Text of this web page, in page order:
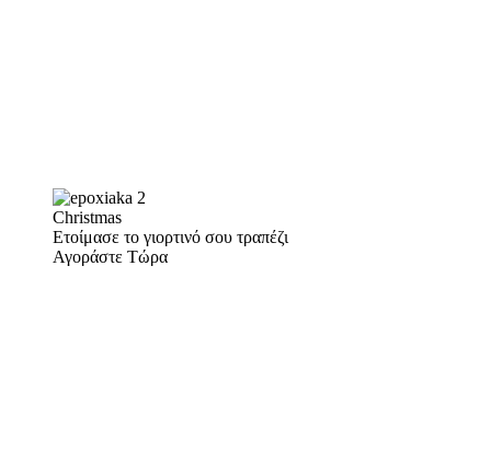
Christmas
Ετοίμασε το γιορτινό σου τραπέζι
Αγοράστε Τώρα